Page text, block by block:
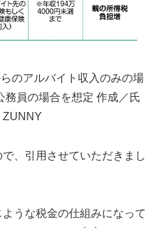
のアルバイト収入のみの場
員の場合を想定 作成／氏
、引用させていただきまし
うな税金の仕組みになって